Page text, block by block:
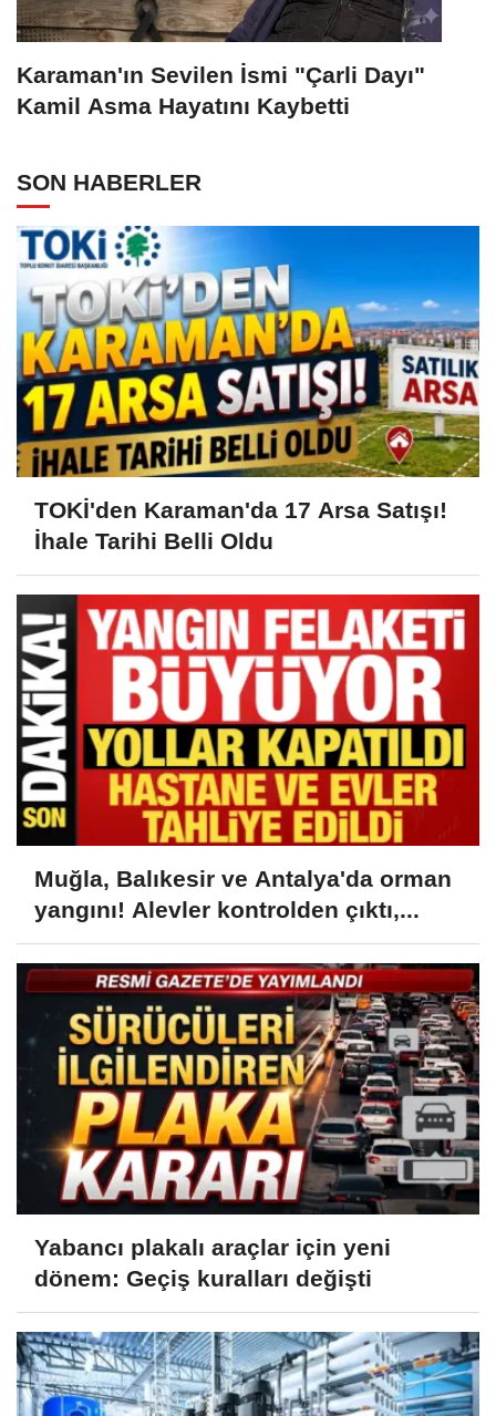
Karaman'ın Sevilen İsmi "Çarli Dayı"
Kamil Asma Hayatını Kaybetti
SON HABERLER
TOKİ'den Karaman'da 17 Arsa Satışı!
İhale Tarihi Belli Oldu
Muğla, Balıkesir ve Antalya'da orman
yangını! Alevler kontrolden çıktı,...
Yabancı plakalı araçlar için yeni
dönem: Geçiş kuralları değişti